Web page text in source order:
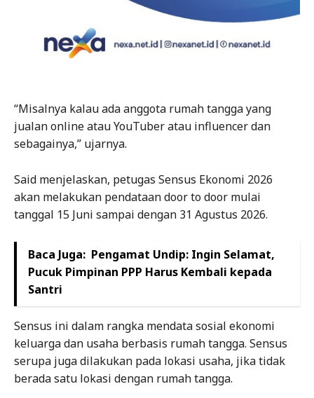
“Misalnya kalau ada anggota rumah tangga yang
jualan online atau YouTuber atau influencer dan
sebagainya,” ujarnya.
Said menjelaskan, petugas Sensus Ekonomi 2026
akan melakukan pendataan door to door mulai
tanggal 15 Juni sampai dengan 31 Agustus 2026.
Baca Juga: Pengamat Undip: Ingin Selamat,
Pucuk Pimpinan PPP Harus Kembali kepada
Santri
Sensus ini dalam rangka mendata sosial ekonomi
keluarga dan usaha berbasis rumah tangga. Sensus
serupa juga dilakukan pada lokasi usaha, jika tidak
berada satu lokasi dengan rumah tangga.